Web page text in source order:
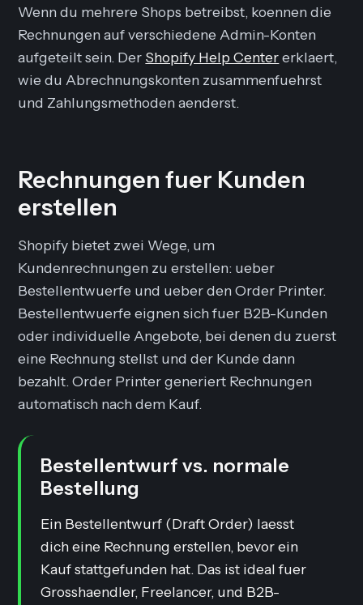
Wenn du mehrere Shops betreibst, koennen die
Rechnungen auf verschiedene Admin-Konten
aufgeteilt sein. Der Shopify Help Centererklaert,
wie du Abrechnungskonten zusammenfuehrst
und Zahlungsmethoden aenderst.
Rechnungen fuer Kunden
erstellen
Shopify bietet zwei Wege, um
Kundenrechnungen zu erstellen: ueber
Bestellentwuerfe und ueber den Order Printer.
Bestellentwuerfe eignen sich fuer B2B-Kunden
oder individuelle Angebote, bei denen du zuerst
eine Rechnung stellst und der Kunde dann
bezahlt. Order Printer generiert Rechnungen
automatisch nach dem Kauf.
Bestellentwurf vs. normale
Bestellung
Ein Bestellentwurf (Draft Order) laesst
dich eine Rechnung erstellen, bevor ein
Kauf stattgefunden hat. Das ist ideal fuer
Grosshaendler, Freelancer, und B2B-